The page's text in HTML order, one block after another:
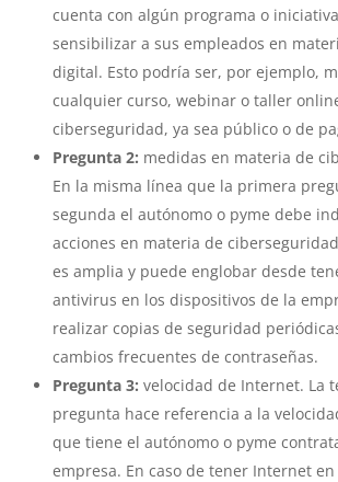
cuenta con algún programa o
sensibilizar a sus empleados en
digital. Esto podría ser, por ejemplo,
cualquier curso, webinar o taller
ciberseguridad, ya sea público o de
Pregunta 2: medidas en materia de
En la misma línea que la primera
segunda el autónomo o pyme debe
acciones en materia de
es amplia y puede englobar desde
antivirus en los dispositivos de la
realizar copias de seguridad
cambios frecuentes de contraseñas.
Pregunta 3: velocidad de Internet. La
pregunta hace referencia a la
que tiene el autónomo o pyme
empresa. En caso de tener Internet en